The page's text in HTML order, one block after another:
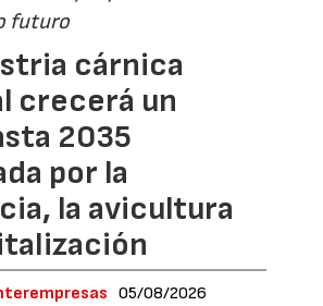
futuro
cárnica
crecerá un
2035
por la
la avicultura
05/08/2026